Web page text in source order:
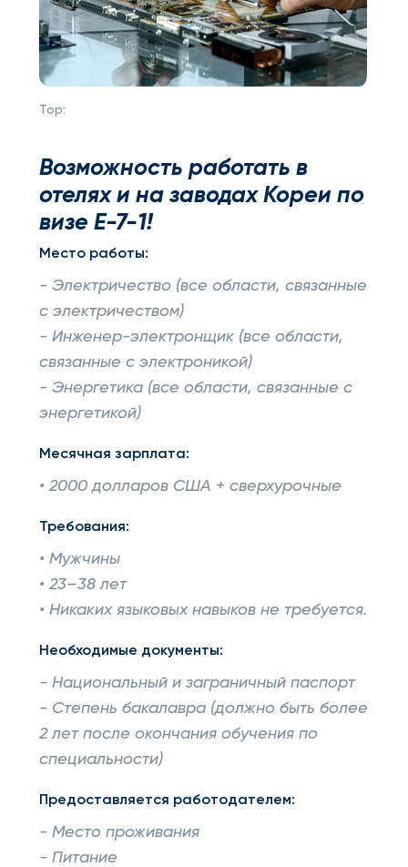
Top:
Возможность работать в
отелях и на заводах Кореи по
визе Е-7-1!
Место работы:
- Электричество (все области, связанные
с электричеством)
- Инженер-электронщик (все области,
связанные с электроникой)
- Энергетика (все области, связанные с
энергетикой)
Месячная зарплата:
• 2000 долларов США + сверхурочные
Требования:
• Мужчины
• 23–38 лет
• Никаких языковых навыков не требуется.
Необходимые документы:
- Национальный и заграничный паспорт
- Степень бакалавра (должно быть более
2 лет после окончания обучения по
специальности)
Предоставляется работодателем:
- Место проживания
- Питание